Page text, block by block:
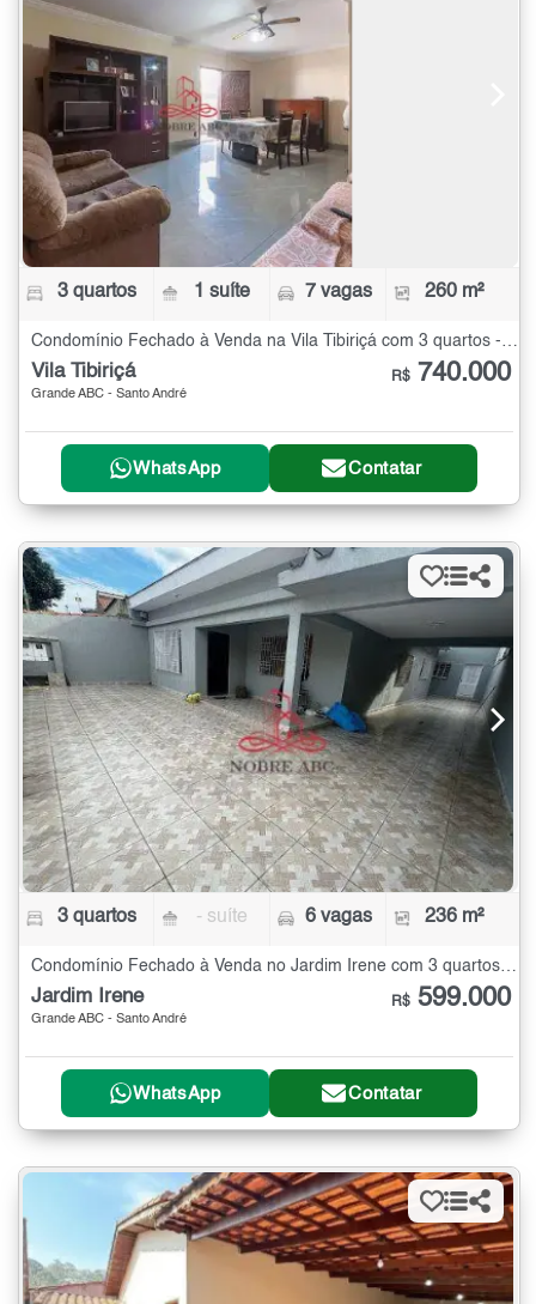
3 quartos 1 suíte 7 vagas 260 m²
Condomínio Fechado à Venda na Vila Tibiriçá com 3 quartos - 260 m²
Vila Tibiriçá
Grande ABC - Santo André
R$ 740.000
WhatsApp Contatar
3 quartos - suíte 6 vagas 236 m²
Condomínio Fechado à Venda no Jardim Irene com 3 quartos - 236 m²
Jardim Irene
Grande ABC - Santo André
R$ 599.000
WhatsApp Contatar